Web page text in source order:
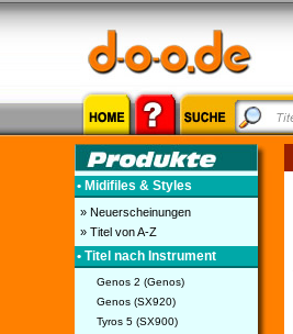
• Midifiles & Styles
» Neuerscheinungen
» Titel von A-Z
• Titel nach Instrument
Genos 2 (Genos)
Genos (SX920)
Tyros 5 (SX900)